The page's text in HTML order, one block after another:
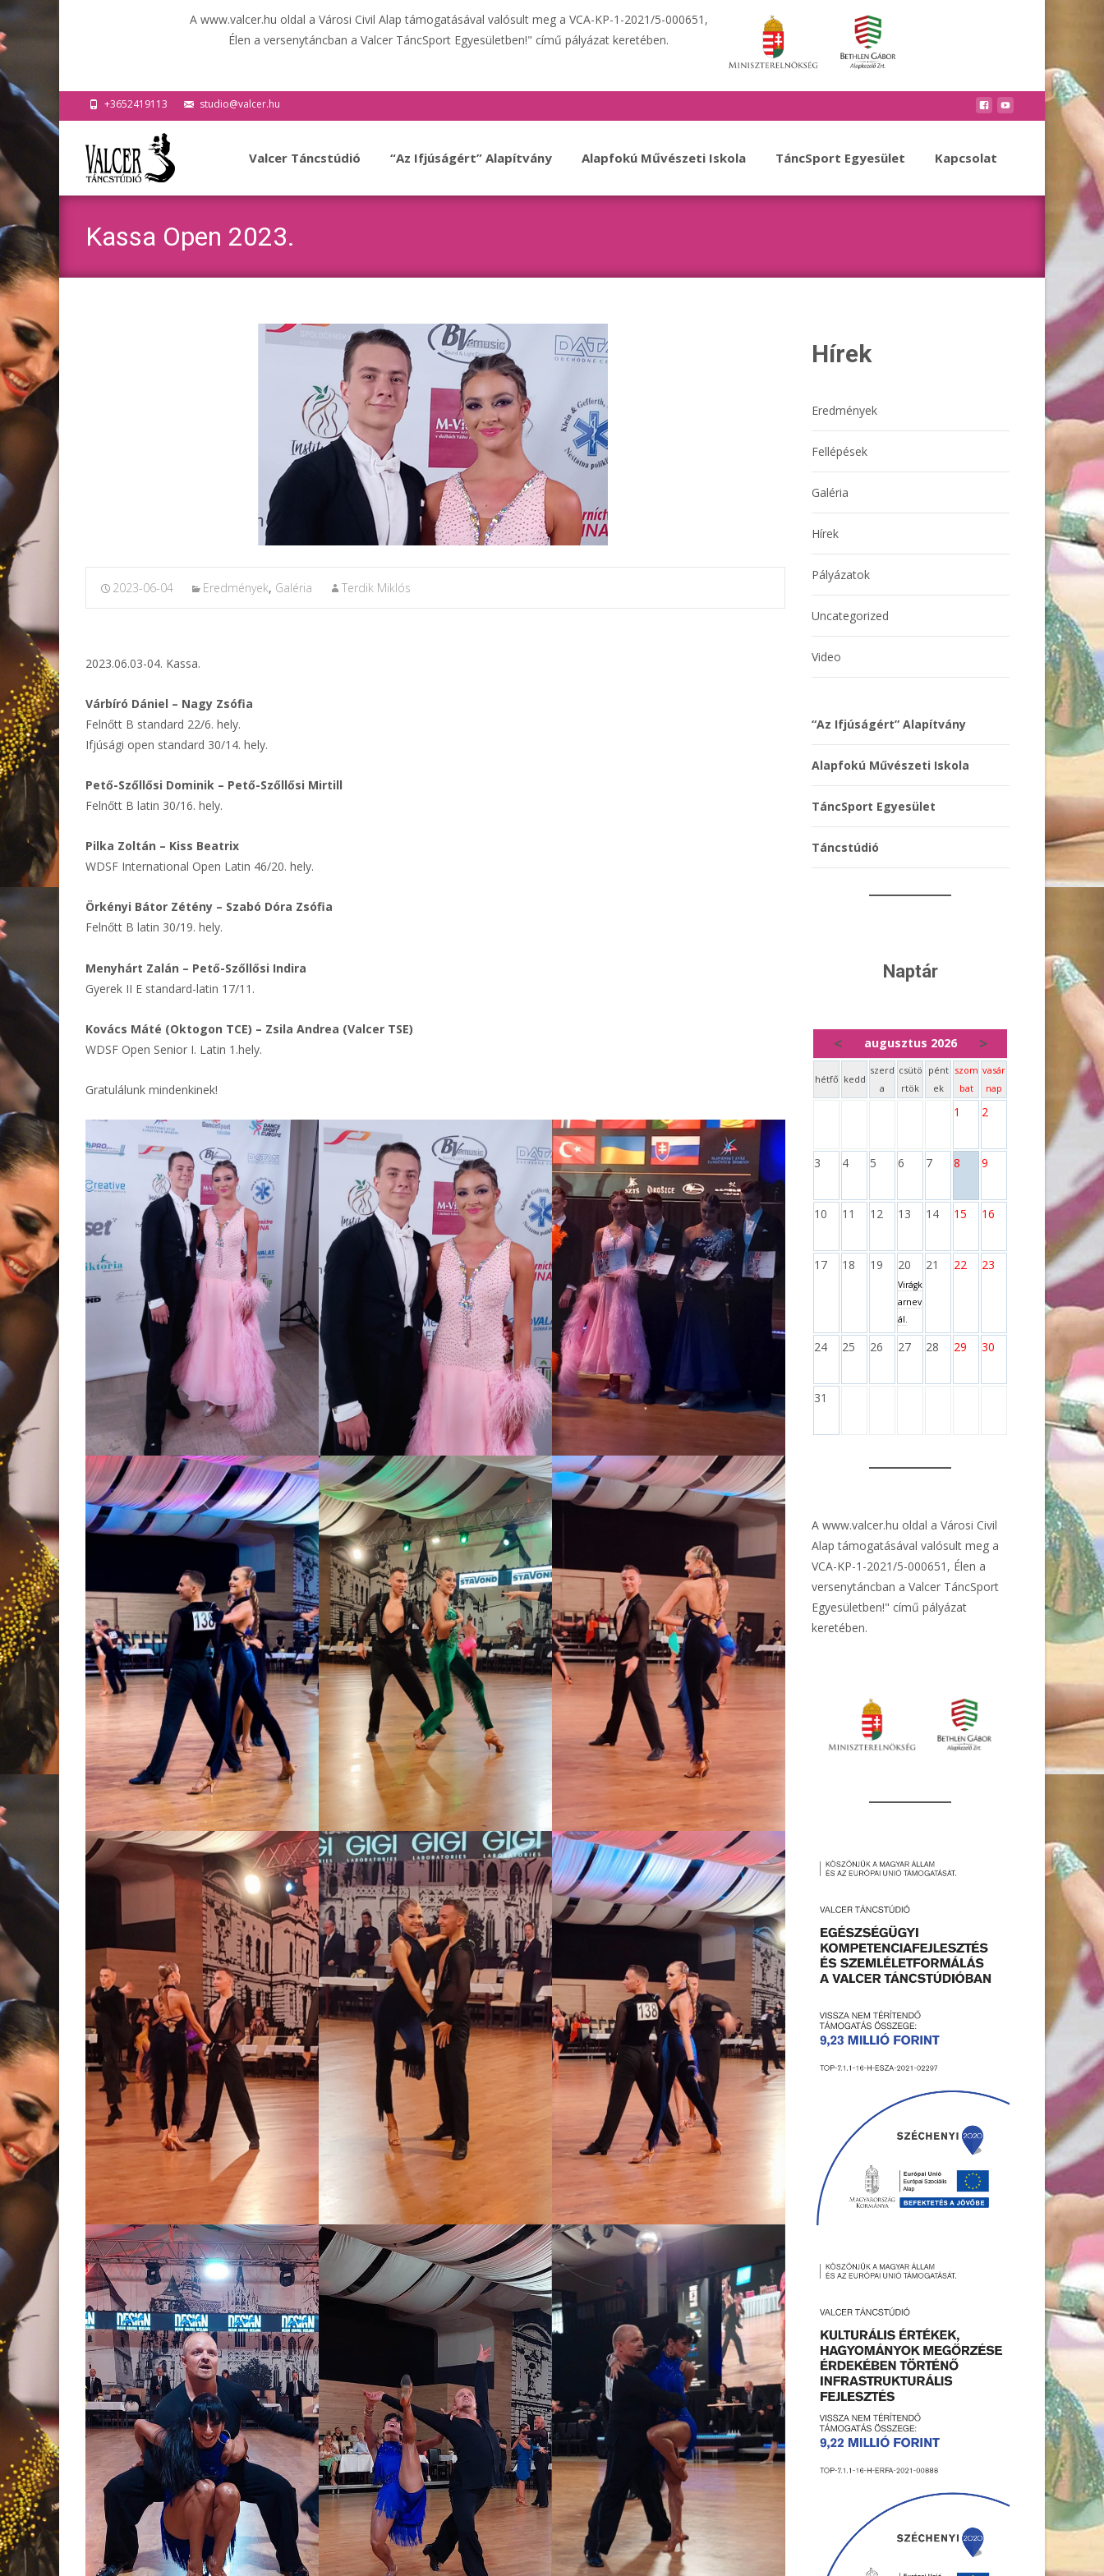
A www.valcer.hu oldal a Városi Civil Alap támogatásával valósult meg a VCA-KP-1-2021/5-000651,
Élen a versenytáncban a Valcer TáncSport Egyesületben!" című pályázat keretében.
+3652419113 studio@valcer.hu
Valcer Táncstúdió “Az Ifjúságért” Alapítvány Alapfokú Művészeti Iskola TáncSport Egyesület Kapcsolat
Kassa Open 2023.
2023-06-04 Eredmények, Galéria Terdik Miklós
2023.06.03-04. Kassa.
Várbíró Dániel – Nagy Zsófia
Felnőtt B standard 22/6. hely.
Ifjúsági open standard 30/14. hely.
Pető-Szőllősi Dominik – Pető-Szőllősi Mirtill
Felnőtt B latin 30/16. hely.
Pilka Zoltán – Kiss Beatrix
WDSF International Open Latin 46/20. hely.
Örkényi Bátor Zétény – Szabó Dóra Zsófia
Felnőtt B latin 30/19. hely.
Menyhárt Zalán – Pető-Szőllősi Indira
Gyerek II E standard-latin 17/11.
Kovács Máté (Oktogon TCE) – Zsila Andrea (Valcer TSE)
WDSF Open Senior I. Latin 1.hely.
Gratulálunk mindenkinek!
Hírek
Eredmények
Fellépések
Galéria
Hírek
Pályázatok
Uncategorized
Video
“Az Ifjúságért” Alapítvány
Alapfokú Művészeti Iskola
TáncSport Egyesület
Táncstúdió
Naptár
< augusztus 2026 >
hétfő kedd
szerd
a
csütö
rtök
pént
ek
szom
bat
vasár
nap
1 2
3 4 5 6 7 8 9
10 11 12 13 14 15 16
17 18 19 20
Virágk
arnev
ál.
21 22 23
24 25 26 27 28 29 30
31
A www.valcer.hu oldal a Városi Civil
Alap támogatásával valósult meg a
VCA-KP-1-2021/5-000651, Élen a
versenytáncban a Valcer TáncSport
Egyesületben!" című pályázat
keretében.